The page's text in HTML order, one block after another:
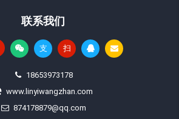
联系我们
支 扫
18653973178
www.linyiwangzhan.com
874178879@qq.com